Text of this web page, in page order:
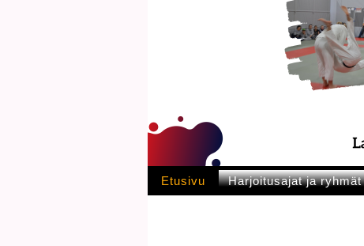
Etusivu Harjoitusajat ja ryhmät